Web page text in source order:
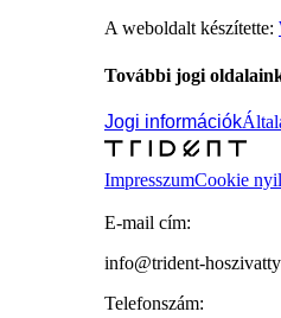
A weboldalt készítette:
További jogi
Jogi információk
ImpresszumCookie
E-mail cím:
info@trident-
Telefonszám: